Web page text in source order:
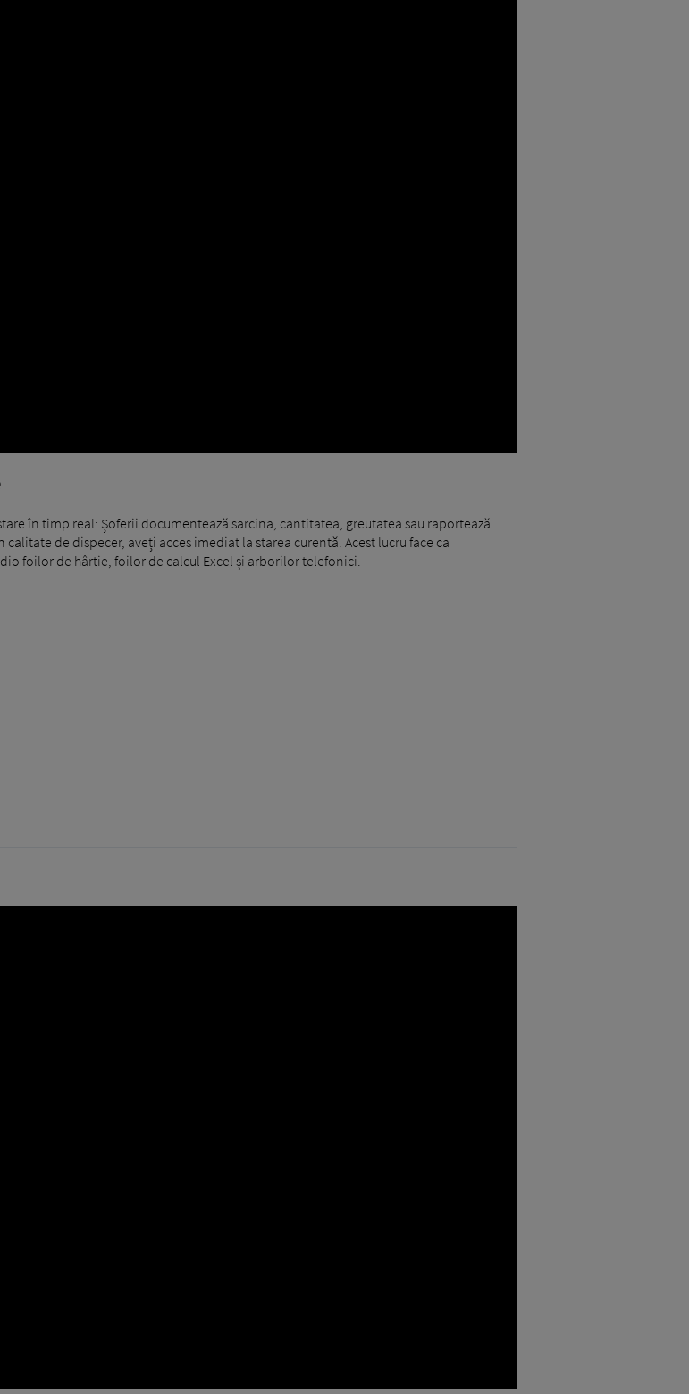
în timp real: Șoferii documentează sarcina, cantitatea, greutatea sau raportează
de dispecer, aveți acces imediat la starea curentă. Acest lucru face ca
foilor de hârtie, foilor de calcul Excel și arborilor telefonici.